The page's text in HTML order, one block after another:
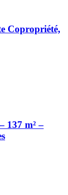
Copropriété,
137 m² –